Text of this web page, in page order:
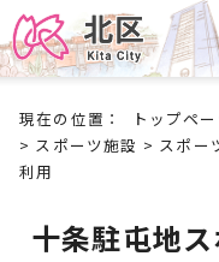
現在の位置： トップペ
> スポーツ施設 > スポー
利用
十条駐屯地